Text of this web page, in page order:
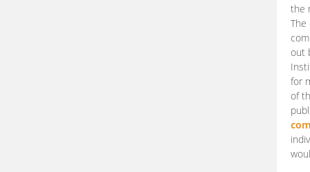
the
The
out
for
of